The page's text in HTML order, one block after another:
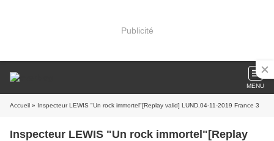
Publicité
MENU
Accueil » Inspecteur LEWIS "Un rock immortel"[Replay valid] LUND.04-11-2019 France 3
Inspecteur LEWIS "Un rock immortel"[Replay